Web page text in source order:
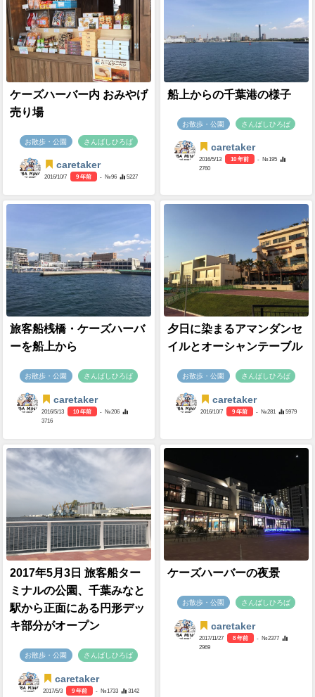
ケーズハーバー内 おみやげ
売り場
お散歩・公園 さんばしひろば
caretaker
2016/10/7 9 年前 - №96 5227
船上からの千葉港の様子
お散歩・公園 さんばしひろば
caretaker
2016/5/13 10 年前
- №195
2760
旅客船桟橋・ケーズハーバ
ーを船上から
お散歩・公園 さんばしひろば
caretaker
2016/5/13 10 年前
- №206
3716
夕日に染まるアマンダンセ
イルとオーシャンテーブル
お散歩・公園 さんばしひろば
caretaker
2016/10/7 9 年前 - №281 5979
2017年5月3日 旅客船ター
ミナルの公園、千葉みなと
駅から正面にある円形デッ
キ部分がオープン
お散歩・公園 さんばしひろば
caretaker
2017/5/3 9 年前 - №1733 3142
ケーズハーバーの夜景
お散歩・公園 さんばしひろば
caretaker
2017/11/27 8 年前
- №2377
2969